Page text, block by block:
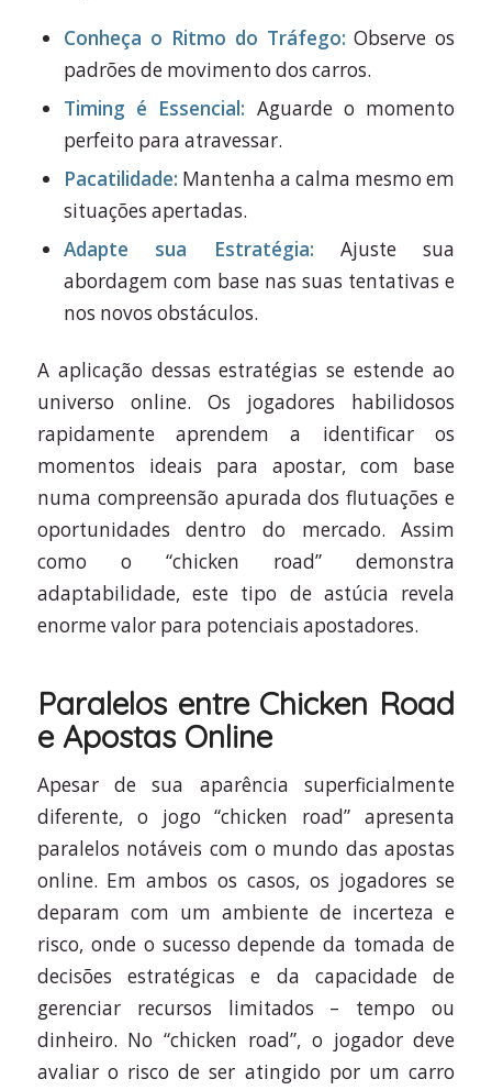
Conheça o Ritmo do Tráfego: Observe os
padrões de movimento dos carros.
Timing é Essencial: Aguarde o momento
perfeito para atravessar.
Pacatilidade: Mantenha a calma mesmo em
situações apertadas.
Adapte sua Estratégia: Ajuste sua
abordagem com base nas suas tentativas e
nos novos obstáculos.
A aplicação dessas estratégias se estende ao
universo online. Os jogadores habilidosos
rapidamente aprendem a identificar os
momentos ideais para apostar, com base
numa compreensão apurada dos flutuações e
oportunidades dentro do mercado. Assim
como o “chicken road” demonstra
adaptabilidade, este tipo de astúcia revela
enorme valor para potenciais apostadores.
Paralelos entre Chicken Road
e Apostas Online
Apesar de sua aparência superficialmente
diferente, o jogo “chicken road” apresenta
paralelos notáveis com o mundo das apostas
online. Em ambos os casos, os jogadores se
deparam com um ambiente de incerteza e
risco, onde o sucesso depende da tomada de
decisões estratégicas e da capacidade de
gerenciar recursos limitados – tempo ou
dinheiro. No “chicken road”, o jogador deve
avaliar o risco de ser atingido por um carro